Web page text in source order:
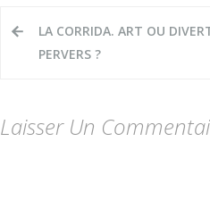
Navigation
de
LA CORRIDA. ART OU
PERVERS ?
Laisser Un